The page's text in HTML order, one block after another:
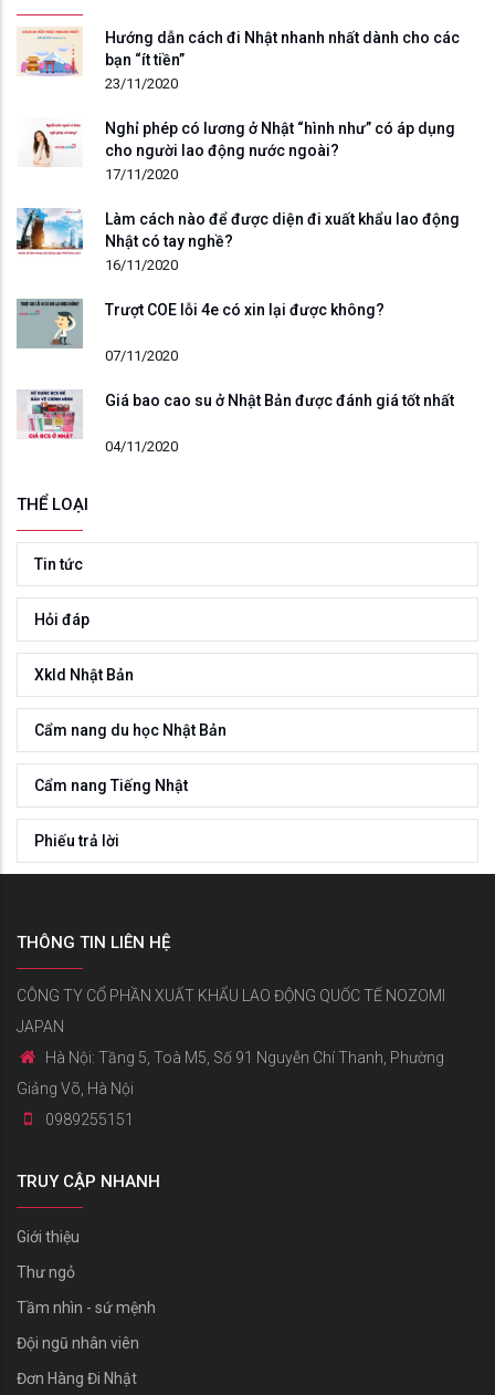
Hướng dẫn cách đi Nhật nhanh nhất dành cho các
bạn “ít tiền”
23/11/2020
Nghỉ phép có lương ở Nhật “hình như” có áp dụng
cho người lao động nước ngoài?
17/11/2020
Làm cách nào để được diện đi xuất khẩu lao động
Nhật có tay nghề?
16/11/2020
Trượt COE lỗi 4e có xin lại được không?
07/11/2020
Giá bao cao su ở Nhật Bản được đánh giá tốt nhất
04/11/2020
THỂ LOẠI
Tin tức
Hỏi đáp
Xkld Nhật Bản
Cẩm nang du học Nhật Bản
Cẩm nang Tiếng Nhật
Phiếu trả lời
THÔNG TIN LIÊN HỆ
CÔNG TY CỔ PHẦN XUẤT KHẨU LAO ĐỘNG QUỐC TẾ NOZOMI
JAPAN
Hà Nội: Tầng 5, Toà M5, Số 91 Nguyễn Chí Thanh, Phường
Giảng Võ, Hà Nội
0989255151
TRUY CẬP NHANH
Giới thiệu
Thư ngỏ
Tầm nhìn - sứ mệnh
Đội ngũ nhân viên
Đơn Hàng Đi Nhật